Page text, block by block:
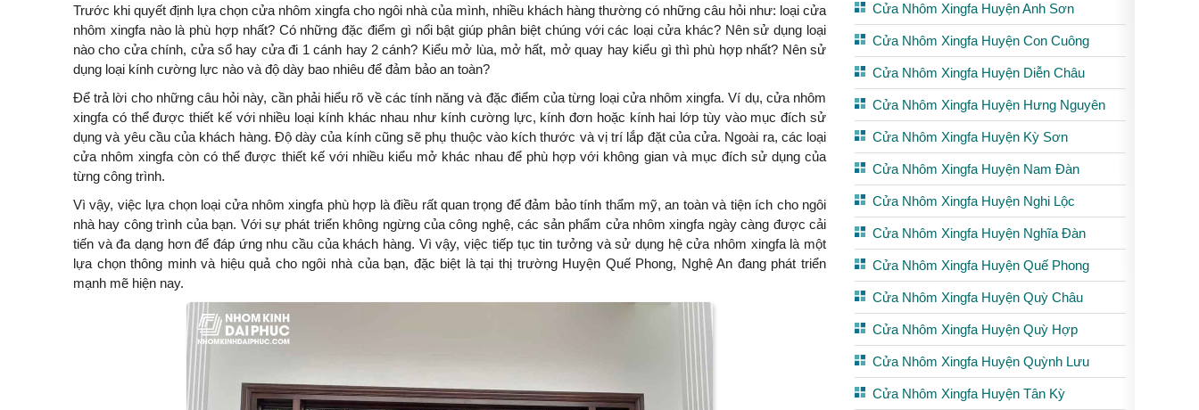
Trước khi quyết định lựa chọn cửa nhôm xingfa cho ngôi nhà của mình, nhiều khách hàng thường có những câu hỏi như: loại cửa
nhôm xingfa nào là phù hợp nhất? Có những đặc điểm gì nổi bật giúp phân biệt chúng với các loại cửa khác? Nên sử dụng loại
nào cho cửa chính, cửa sổ hay cửa đi 1 cánh hay 2 cánh? Kiểu mở lùa, mở hất, mở quay hay kiểu gì thì phù hợp nhất? Nên sử
dụng loại kính cường lực nào và độ dày bao nhiêu để đảm bảo an toàn?
Để trả lời cho những câu hỏi này, cần phải hiểu rõ về các tính năng và đặc điểm của từng loại cửa nhôm xingfa. Ví dụ, cửa nhôm
xingfa có thể được thiết kế với nhiều loại kính khác nhau như kính cường lực, kính đơn hoặc kính hai lớp tùy vào mục đích sử
dụng và yêu cầu của khách hàng. Độ dày của kính cũng sẽ phụ thuộc vào kích thước và vị trí lắp đặt của cửa. Ngoài ra, các loại
cửa nhôm xingfa còn có thể được thiết kế với nhiều kiểu mở khác nhau để phù hợp với không gian và mục đích sử dụng của
từng công trình.
Vì vậy, việc lựa chọn loại cửa nhôm xingfa phù hợp là điều rất quan trọng để đảm bảo tính thẩm mỹ, an toàn và tiện ích cho ngôi
nhà hay công trình của bạn. Với sự phát triển không ngừng của công nghệ, các sản phẩm cửa nhôm xingfa ngày càng được cải
tiến và đa dạng hơn để đáp ứng nhu cầu của khách hàng. Vì vậy, việc tiếp tục tin tưởng và sử dụng hệ cửa nhôm xingfa là một
lựa chọn thông minh và hiệu quả cho ngôi nhà của bạn, đặc biệt là tại thị trường Huyện Quế Phong, Nghệ An đang phát triển
mạnh mẽ hiện nay.
Cửa Nhôm Xingfa Huyện Anh Sơn
Cửa Nhôm Xingfa Huyện Con Cuông
Cửa Nhôm Xingfa Huyện Diễn Châu
Cửa Nhôm Xingfa Huyện Hưng Nguyên
Cửa Nhôm Xingfa Huyện Kỳ Sơn
Cửa Nhôm Xingfa Huyện Nam Đàn
Cửa Nhôm Xingfa Huyện Nghi Lộc
Cửa Nhôm Xingfa Huyện Nghĩa Đàn
Cửa Nhôm Xingfa Huyện Quế Phong
Cửa Nhôm Xingfa Huyện Quỳ Châu
Cửa Nhôm Xingfa Huyện Quỳ Hợp
Cửa Nhôm Xingfa Huyện Quỳnh Lưu
Cửa Nhôm Xingfa Huyện Tân Kỳ